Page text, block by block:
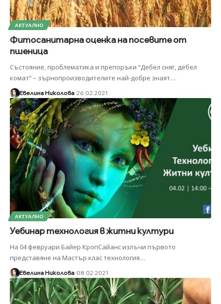
АКТУАЛНО
Фитосанитарна оценка на посевите от
пшеница
Състояние, проблематика и препоръки “Дебел сняг, дебел
комат” – зърнопроизводителите най-добре знаят…
Евелина Николова 26.02.2021
АКТУАЛНО
Уебинар технология в житни култури
На 04 февруари Байер КропСайанс излъчи първото
представяне на Мастър клас технология…
Евелина Николова 08.02.2021